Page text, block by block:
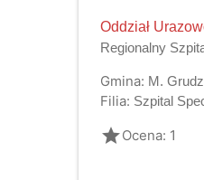
Oddział
Regionalny
Gmina: M.
Filia: Szpital
gradeOcena: 1